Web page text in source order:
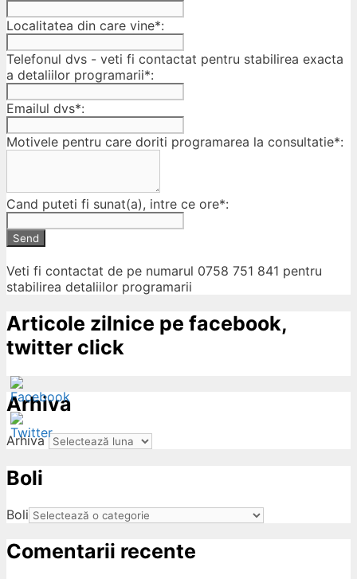
Localitatea din care vine*:
Telefonul dvs - veti fi contactat pentru stabilirea exacta
a detaliilor programarii*:
Emailul dvs*:
Motivele pentru care doriti programarea la consultatie*:
Cand puteti fi sunat(a), intre ce ore*:
Send
Veti fi contactat de pe numarul 0758 751 841 pentru
stabilirea detaliilor programarii
Articole zilnice pe facebook,
twitter click
Arhiva
Arhiva
Boli
Boli
Comentarii recente